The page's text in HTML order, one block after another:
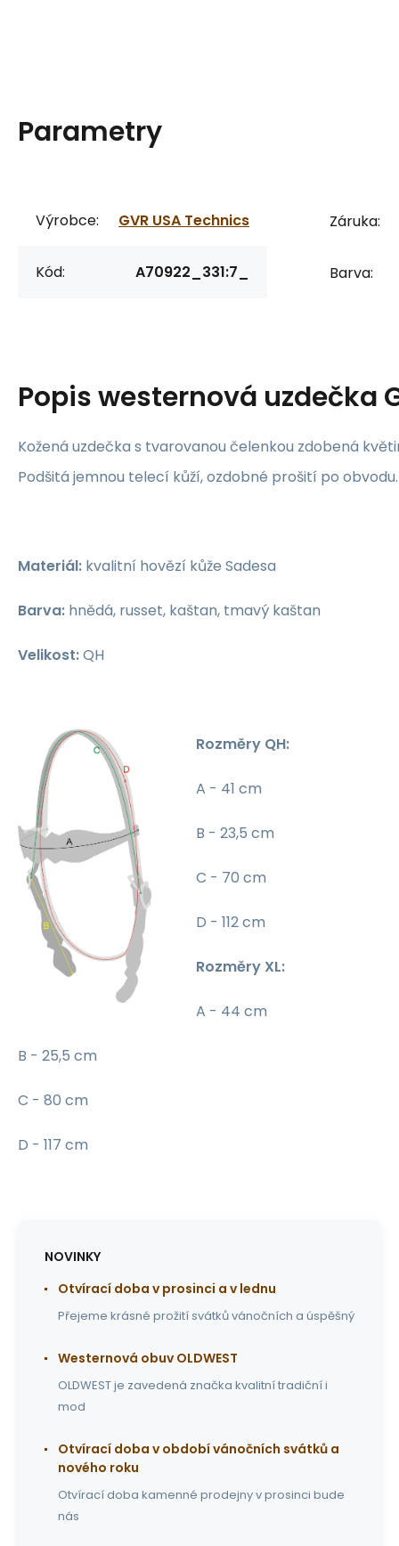
Parametry
Výrobce: GVR USA Technics
Kód: A70922_331:7_
Záruka:
Barva:
Popiswesternová uzdečka
Kožená uzdečka s tvarovanou čelenkou zdobená
Podšitá jemnou telecí kůží, ozdobné prošití po obvodu.
Materiál: kvalitní hovězí kůže Sadesa
Barva: hnědá, russet, kaštan, tmavý kaštan
Velikost:QH
Rozměry QH:
A - 41 cm
B - 23,5 cm
C - 70 cm
D - 112 cm
Rozměry XL:
A - 44 cm
B - 25,5 cm
C - 80 cm
D - 117 cm
NOVINKY
Otvírací doba v prosinci a v lednu
Přejeme krásné prožití svátků vánočních a úspěšný
Westernová obuv OLDWEST
OLDWEST je zavedená značka kvalitní tradiční i
mod
Otvírací doba v období vánočních svátků a
nového roku
Otvírací doba kamenné prodejny v prosinci bude
nás